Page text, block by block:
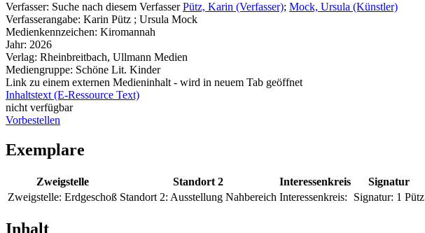
Verfasser: Suche nach diesem Verfasser Pütz, Karin (Verfasser); Mock, Ursula (Künstler)
Verfasserangabe: Karin Pütz ; Ursula Mock
Medienkennzeichen: Kiromannah
Jahr: 2026
Verlag: Rheinbreitbach, Ullmann Medien
Mediengruppe: Schöne Lit. Kinder
Link zu einem externen Medieninhalt - wird in neuem Tab geöffnet
Inhaltstext (E-Ressource Text)
nicht verfügbar
Vorbestellen
Exemplare
Zweigstelle Standort 2 Interessenkreis Signatur
Zweigstelle: Erdgeschoß Standort 2: Ausstellung Nahbereich Interessenkreis: Signatur: 1 Pütz
Inhalt